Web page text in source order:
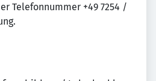
Telefonnummer +49 7254 /